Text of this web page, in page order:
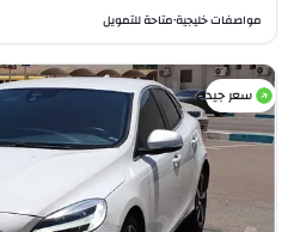
مواصفات خليجية•متاحة للتمويل
سعر جيد